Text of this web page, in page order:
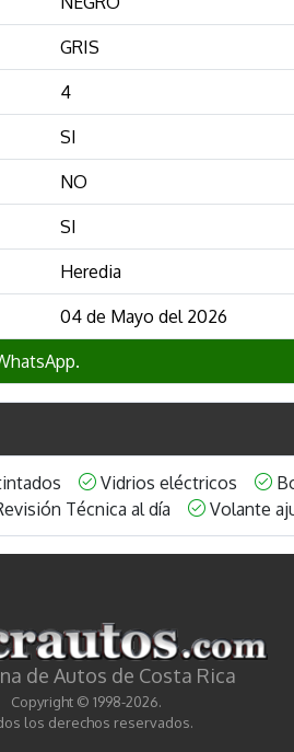
GRIS
4
SI
NO
SI
Heredia
04 de Mayo del 2026
Vidrios eléctricos
Técnica al día Volante
de Autos de Costa Rica
Copyright © 1998-2026.
los derechos reservados.